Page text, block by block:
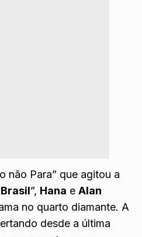
não Para” que agitou a
Brasil”, Hana e Alan
no quarto diamante. A
desde a última